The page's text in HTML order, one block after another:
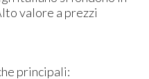
valore a prezzi
principali: